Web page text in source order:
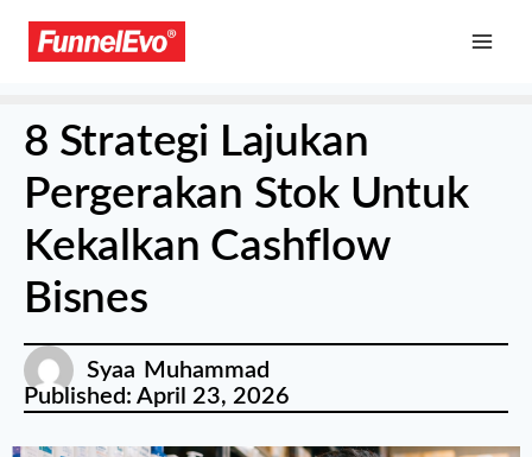
8 Strategi Lajukan
Pergerakan Stok Untuk
Kekalkan Cashflow
Bisnes
Syaa Muhammad
Published: April 23, 2026